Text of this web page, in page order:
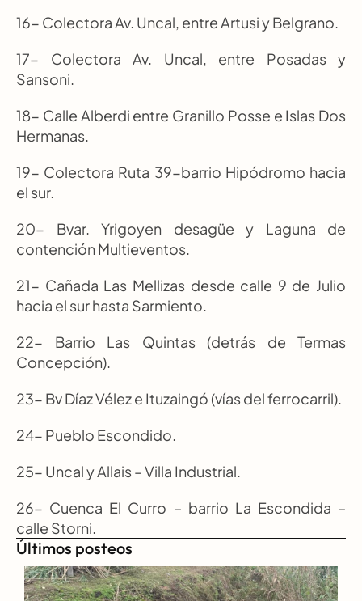
16- Colectora Av. Uncal, entre Artusi y Belgrano.
17- Colectora Av. Uncal, entre Posadas y
Sansoni.
18- Calle Alberdi entre Granillo Posse e Islas Dos
Hermanas.
19- Colectora Ruta 39-barrio Hipódromo hacia
el sur.
20- Bvar. Yrigoyen desagüe y Laguna de
contención Multieventos.
21- Cañada Las Mellizas desde calle 9 de Julio
hacia el sur hasta Sarmiento.
22- Barrio Las Quintas (detrás de Termas
Concepción).
23- Bv Díaz Vélez e Ituzaingó (vías del ferrocarril).
24- Pueblo Escondido.
25- Uncal y Allais – Villa Industrial.
26- Cuenca El Curro – barrio La Escondida –
calle Storni.
Últimos posteos